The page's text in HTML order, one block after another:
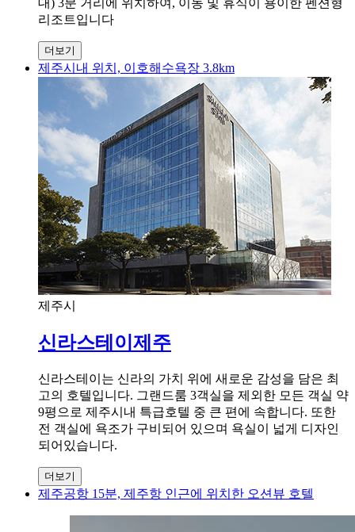
리조트입니다
더보기
제주시내 위치, 이호해수욕장 3.8km
제주시
신라스테이제주
신라스테이는 신라의 가치 위에 새로운 감성을 담은 최
고의 호텔입니다. 그랜드룸 3객실을 제외한 모든 객실 약
9평으로 제주시내 특급호텔 중 큰 편에 속합니다. 또한
전 객실에 욕조가 구비되어 있으며 욕실이 넓게 디자인
되어있습니다.
더보기
제주공항 15분, 제주항 인근에 위치한 오션뷰 호텔